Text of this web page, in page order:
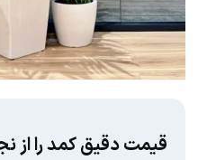
قیمت دقیق کمد را از